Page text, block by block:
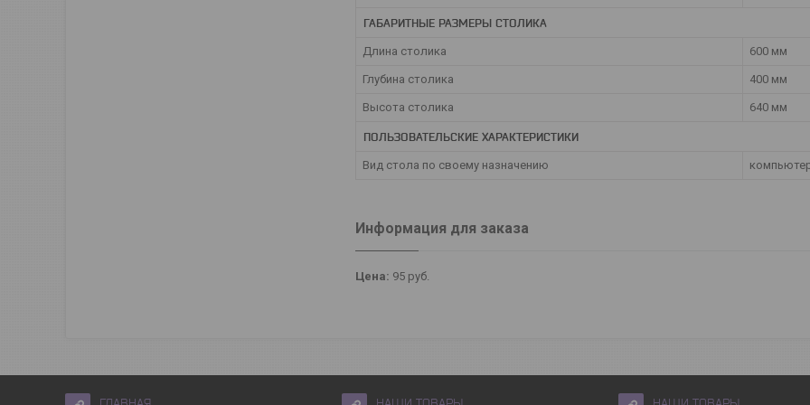
ГАБАРИТНЫЕ РАЗМЕРЫ СТОЛИКА
Длина столика 600 мм
Глубина столика 400 мм
Высота столика 640 мм
ПОЛЬЗОВАТЕЛЬСКИЕ ХАРАКТЕРИСТИКИ
Вид стола по своему назначению
Информация для заказа
Цена: 95 руб.